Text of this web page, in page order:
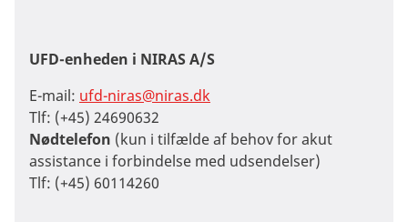
UFD-enheden i NIRAS A/S
E-mail: ufd-niras@niras.dk
Tlf: (+45) 24690632
Nødtelefon (kun i tilfælde af behov for akut
assistance i forbindelse med udsendelser)
Tlf: (+45) 60114260